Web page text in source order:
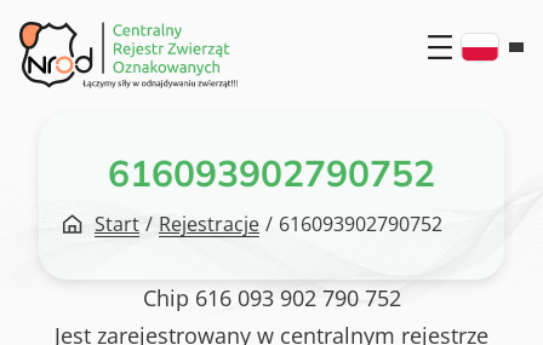
Przejdź
do
treści
616093902790752
Start / Rejestracje / 616093902790752
Chip 616 093 902 790 752
Jest zarejestrowany w centralnym rejestrze